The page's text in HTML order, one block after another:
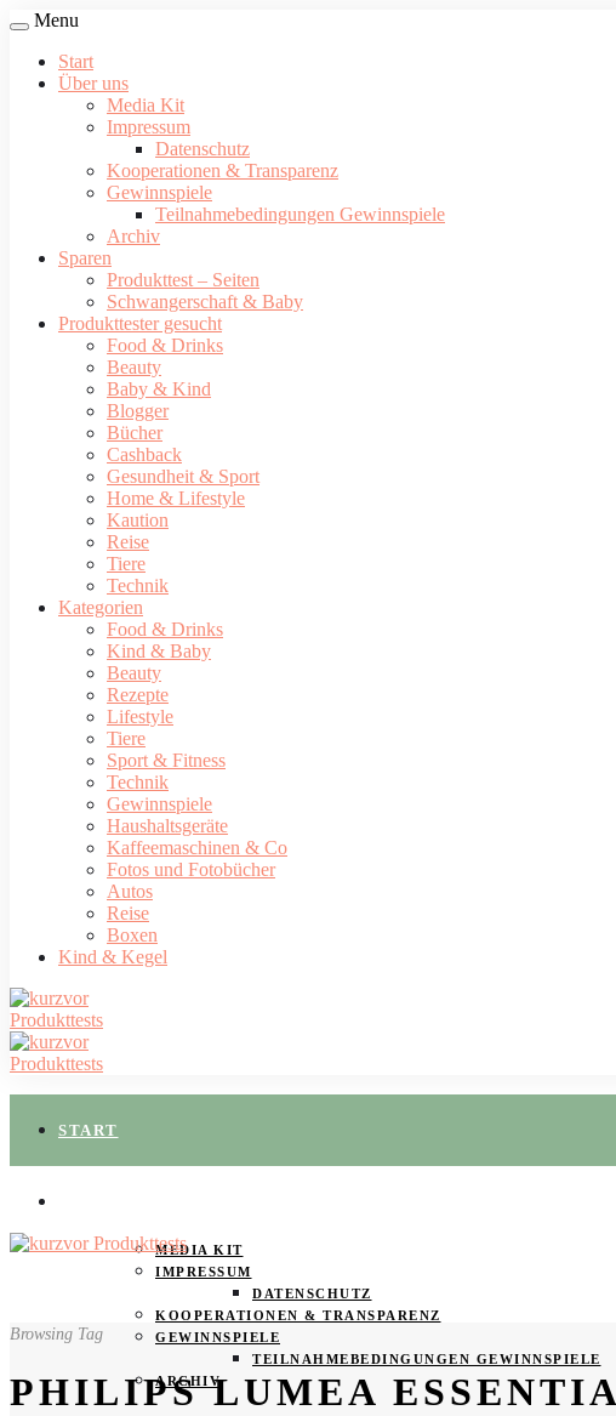
Menu
Start
Über uns
Media Kit
Impressum
Datenschutz
Kooperationen & Transparenz
Gewinnspiele
Teilnahmebedingungen Gewinnspiele
Archiv
Sparen
Produkttest – Seiten
Schwangerschaft & Baby
Produkttester gesucht
Food & Drinks
Beauty
Baby & Kind
Blogger
Bücher
Cashback
Gesundheit & Sport
Home & Lifestyle
Kaution
Reise
Tiere
Technik
Kategorien
Food & Drinks
Kind & Baby
Beauty
Rezepte
Lifestyle
Tiere
Sport & Fitness
Technik
Gewinnspiele
Haushaltsgeräte
Kaffeemaschinen & Co
Fotos und Fotobücher
Autos
Reise
Boxen
Kind & Kegel
START
MEDIA KIT
IMPRESSUM
DATENSCHUTZ
KOOPERATIONEN & TRANSPARENZ
GEWINNSPIELE
TEILNAHMEBEDINGUNGEN GEWINNSPIELE
ARCHIV
Browsing Tag
PHILIPS LUMEA